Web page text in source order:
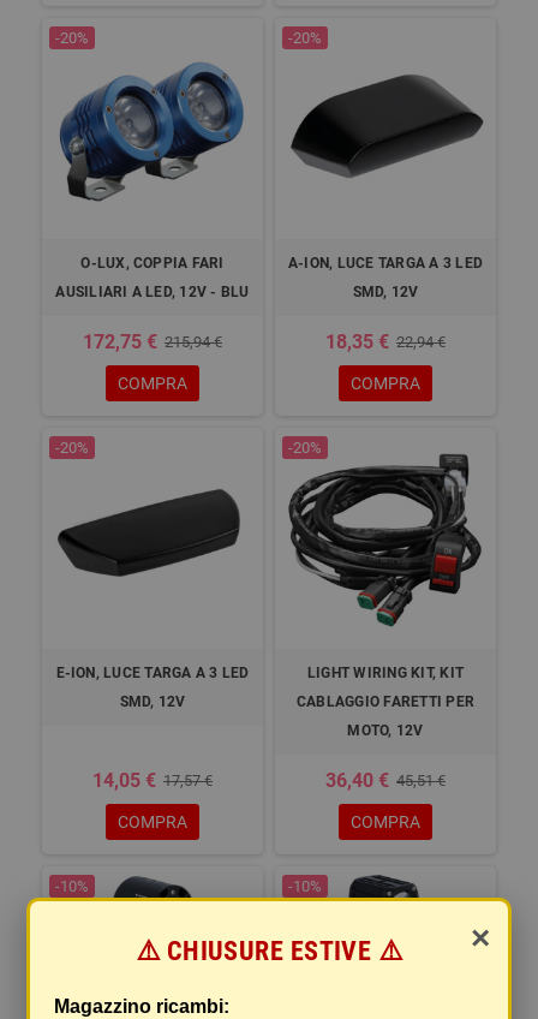
-20%
O-LUX, COPPIA FARI
AUSILIARI A LED, 12V - BLU
172,75 € 215,94 €
COMPRA
-20%
A-ION, LUCE TARGA A 3 LED
SMD, 12V
18,35 € 22,94 €
COMPRA
-20%
E-ION, LUCE TARGA A 3 LED
SMD, 12V
14,05 € 17,57 €
COMPRA
-20%
LIGHT WIRING KIT, KIT
CABLAGGIO FARETTI PER
MOTO, 12V
36,40 € 45,51 €
COMPRA
-10% -10%
×
⚠️ CHIUSURE ESTIVE ⚠️
Magazzino ricambi: